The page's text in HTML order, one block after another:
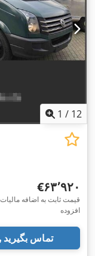
1 / 12
‎€۶۳٬۹۲۰
قیمت ثابت به اضافه
افزوده
تماس بگیرید